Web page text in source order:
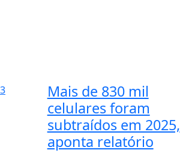
3
Mais de 830 mil
celulares foram
subtraídos em 2025,
aponta relatório